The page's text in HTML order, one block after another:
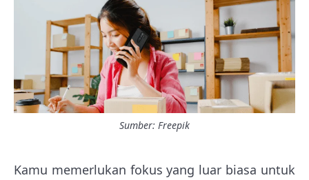
Sumber: Freepik
Kamu memerlukan fokus yang luar biasa untuk